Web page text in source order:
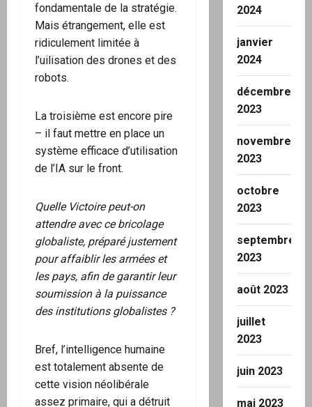
fondamentale de la stratégie.
Mais étrangement, elle est
ridiculement limitée à
l’uilisation des drones et des
robots.
La troisième est encore pire
– il faut mettre en place un
système efficace d’utilisation
de l’IA sur le front.
Quelle Victoire peut-on
attendre avec ce bricolage
globaliste, préparé justement
pour affaiblir les armées et
les pays, afin de garantir leur
soumission à la puissance
des institutions globalistes ?
Bref, l’intelligence humaine
est totalement absente de
cette vision néolibérale
assez primaire, qui a détruit
2024
janvier
2024
décembre
2023
novembre
2023
octobre
2023
septembre
2023
août 2023
juillet
2023
juin 2023
mai 2023